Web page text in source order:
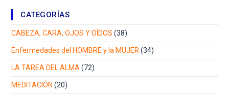
CATEGORÍAS
CABEZA, CARA, OJOS Y OÍDOS (38)
Enfermedades del HOMBRE y la MUJER (34)
LA TAREA DEL ALMA (72)
MEDITACIÓN (20)